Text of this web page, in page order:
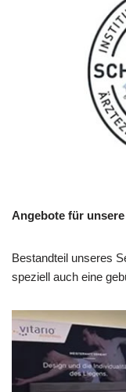
Angebote für
Bestandteil unseres
speziell auch eine